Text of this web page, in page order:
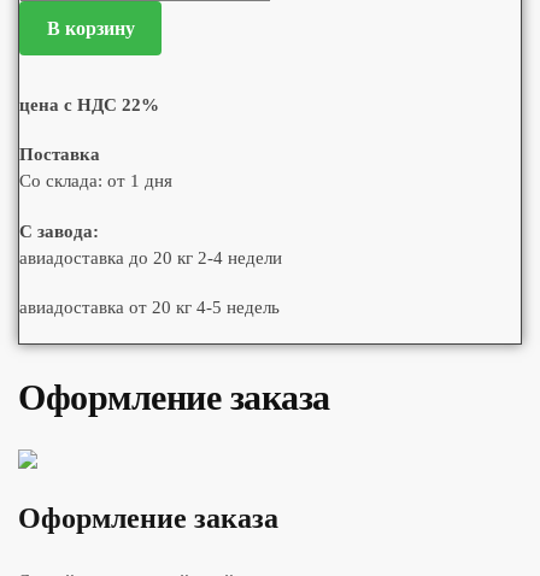
В корзину
цена с НДС 22%
Поставка
Со склада: от 1 дня
С завода:
авиадоставка до 20 кг 2-4 недели
авиадоставка от 20 кг 4-5 недель
Оформление заказа
Оформление заказа